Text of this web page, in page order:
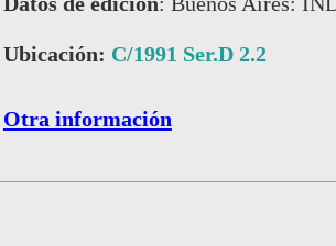
Ubicación: C/1991 Ser.D 2.2
Otra información